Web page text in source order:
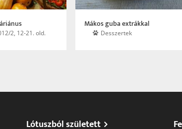
2, 12-21. old.
Mákos guba extrákkal
Desszertek
Lótuszból született